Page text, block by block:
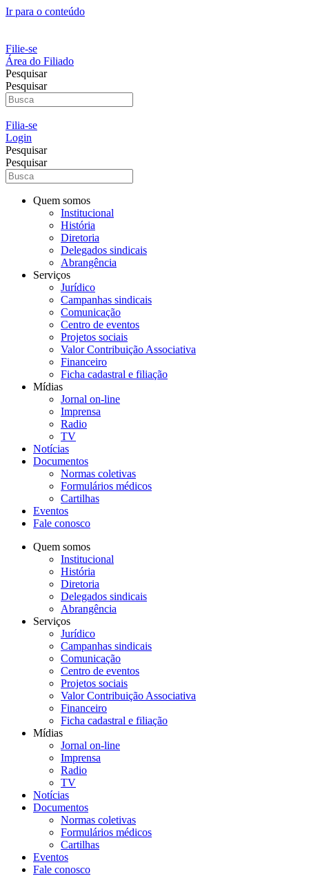
Ir para o conteúdo
Filie-se
Área do Filiado
Pesquisar
Pesquisar
Filia-se
Login
Pesquisar
Pesquisar
Quem somos
Institucional
História
Diretoria
Delegados sindicais
Abrangência
Serviços
Jurídico
Campanhas sindicais
Comunicação
Centro de eventos
Projetos sociais
Valor Contribuição Associativa
Financeiro
Ficha cadastral e filiação
Mídias
Jornal on-line
Imprensa
Radio
TV
Notícias
Documentos
Normas coletivas
Formulários médicos
Cartilhas
Eventos
Fale conosco
Quem somos
Institucional
História
Diretoria
Delegados sindicais
Abrangência
Serviços
Jurídico
Campanhas sindicais
Comunicação
Centro de eventos
Projetos sociais
Valor Contribuição Associativa
Financeiro
Ficha cadastral e filiação
Mídias
Jornal on-line
Imprensa
Radio
TV
Notícias
Documentos
Normas coletivas
Formulários médicos
Cartilhas
Eventos
Fale conosco